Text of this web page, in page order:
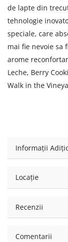
de lapte din
tehnologie
speciale, care
mai fie nevoie sa
arome
Leche, Berry
Walk in the
Informații
Locație
Recenzii
Comentarii